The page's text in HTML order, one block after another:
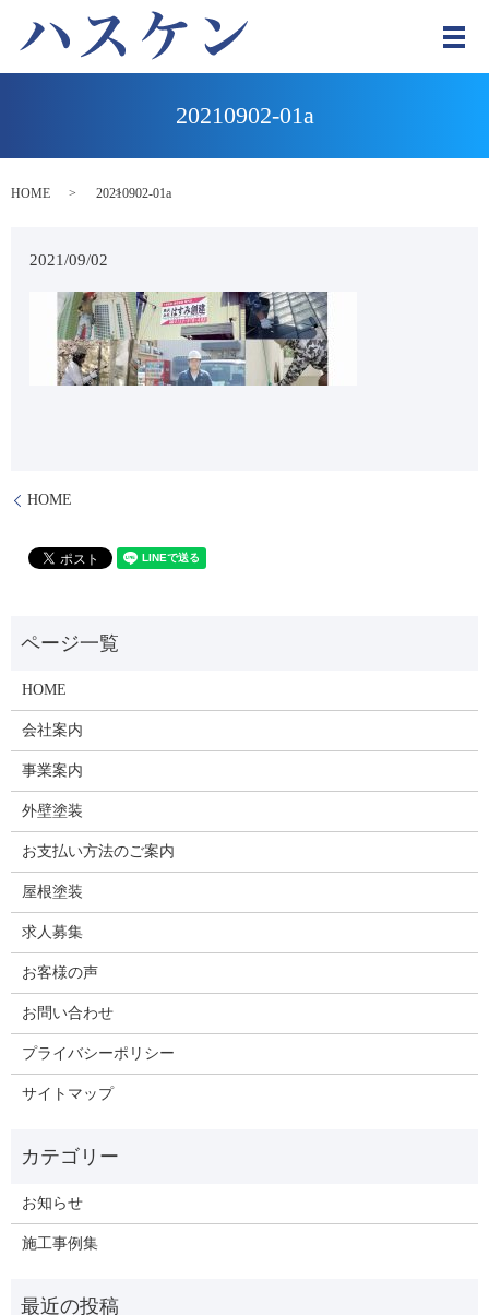
メ
20210902-01a
HOME 20210902-01a
2021/09/02
HOME
HOME
会社案内
事業案内
外壁塗装
お支払い方法のご案内
屋根塗装
求人募集
お客様の声
お問い合わせ
プライバシーポリシー
サイトマップ
お知らせ
施工事例集